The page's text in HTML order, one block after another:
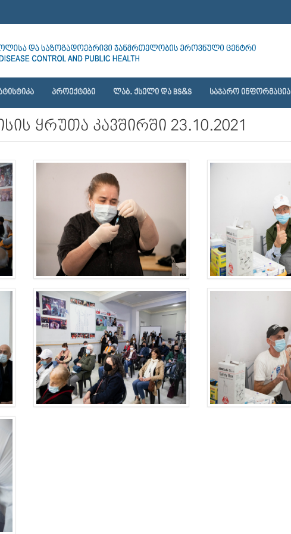
ᲞᲠᲝᲔᲥᲢᲔᲑᲘ ᲚᲐᲑ. ᲥᲡᲔᲚᲘ ᲓᲐ BS&S ᲡᲐᲯᲐᲠᲝ ᲘᲜᲤᲝᲠᲛᲐᲪᲘᲐ
ყრუთა კავშირში 23.10.2021